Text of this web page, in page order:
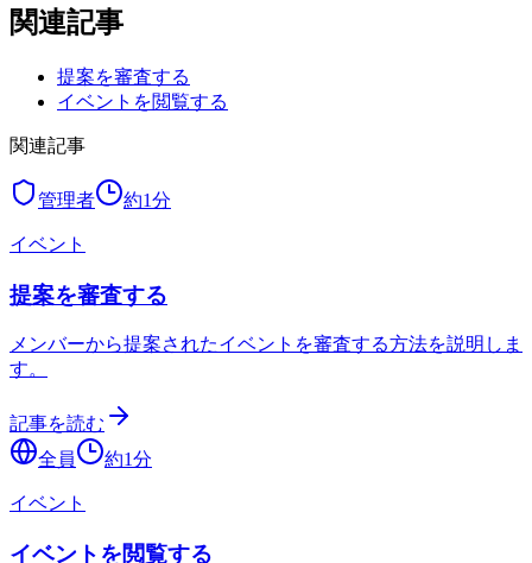
関連記事
提案を審査する
イベントを閲覧する
関連記事
管理者 約1分
イベント
提案を審査する
メンバーから提案されたイベントを審査する方法を説明しま
す。
記事を読む
全員
約1分
イベント
イベントを閲覧する